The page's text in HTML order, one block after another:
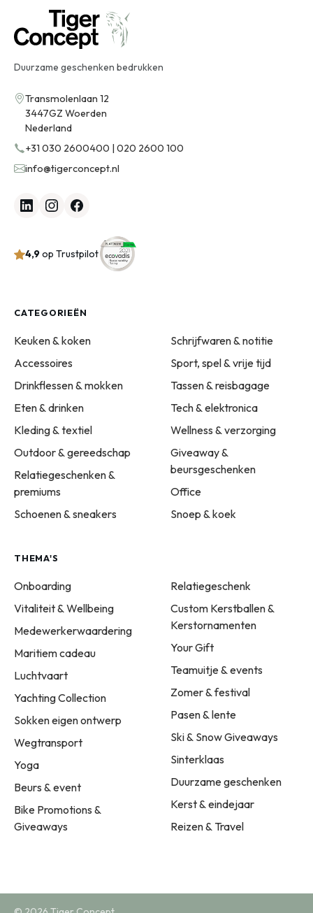
Duurzame geschenken bedrukken
Transmolenlaan 12
3447GZ Woerden
Nederland
+31 030 2600400 | 020 2600 100
info@tigerconcept.nl
4,9op Trustpilot
CATEGORIEËN
Keuken & koken
Accessoires
Drinkflessen & mokken
Eten & drinken
Kleding & textiel
Outdoor & gereedschap
Relatiegeschenken &
premiums
Schoenen & sneakers
Schrijfwaren & notitie
Sport, spel & vrije tijd
Tassen & reisbagage
Tech & elektronica
Wellness & verzorging
Giveaway &
beursgeschenken
Office
Snoep & koek
THEMA'S
Onboarding
Vitaliteit & Wellbeing
Medewerkerwaardering
Maritiem cadeau
Luchtvaart
Yachting Collection
Sokken eigen ontwerp
Wegtransport
Yoga
Beurs & event
Bike Promotions &
Giveaways
Relatiegeschenk
Custom Kerstballen &
Kerstornamenten
Your Gift
Teamuitje & events
Zomer & festival
Pasen & lente
Ski & Snow Giveaways
Sinterklaas
Duurzame geschenken
Kerst & eindejaar
Reizen & Travel